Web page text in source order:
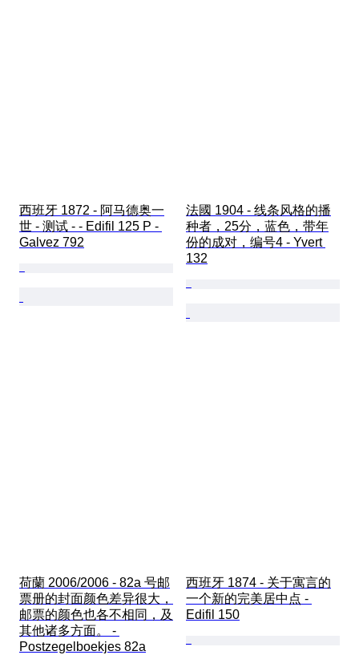
西班牙 1872 - 阿马德奥一
世 - 测试 - - Edifil 125 P -
Galvez 792
法國 1904 - 线条风格的播
种者，25分，蓝色，带年
份的成对，编号4 - Yvert
132
荷蘭 2006/2006 - 82a 号邮
票册的封面颜色差异很大，
邮票的颜色也各不相同，及
其他诸多方面。 -
Postzegelboekjes 82a
西班牙 1874 - 关于寓言的
一个新的完美居中点 -
Edifil 150